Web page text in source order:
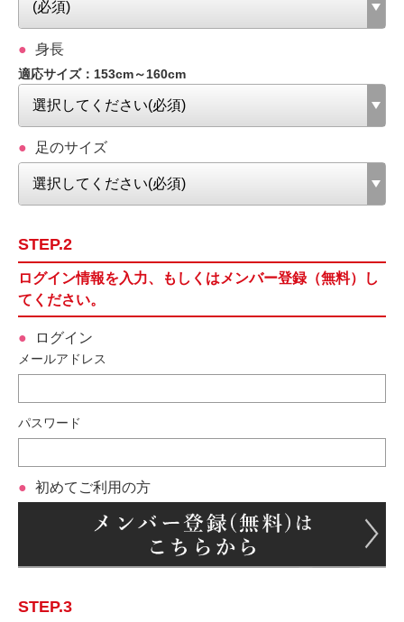
身長
適応サイズ：153cm～160cm
足のサイズ
STEP.2
ログイン情報を入力、もしくはメンバー登録（無料）し
てください。
ログイン
メールアドレス
パスワード
初めてご利用の方
STEP.3